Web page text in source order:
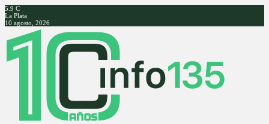
5.9 C
La Plata
10 agosto, 2026
Facebook
Twitter
Instagram
Youtube